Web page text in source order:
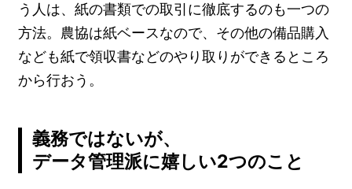
う人は、紙の書類での取引に徹底するのも一つの
方法。農協は紙ベースなので、その他の備品購入
なども紙で領収書などのやり取りができるところ
から行おう。
義務ではないが、
データ管理派に嬉しい2つのこと